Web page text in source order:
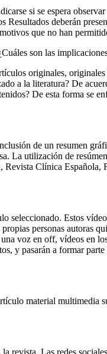
si se espera
Resultados deberán
que no han
son las
originales,
a la literatura? De
De esta forma se
de un resumen
La utilización de
Revista Clínica
seleccionado. Estos
personas autoras
voz en off, vídeos en
y pasarán a formar
material multimedia